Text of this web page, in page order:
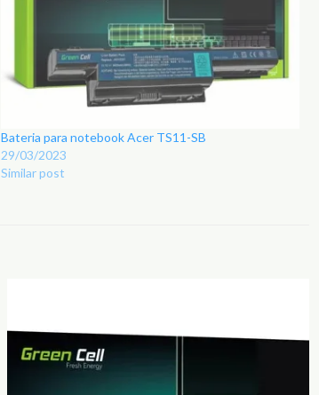
Bateria para notebook Acer TS11-SB
29/03/2023
Similar post